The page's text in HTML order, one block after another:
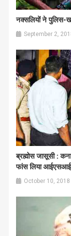
नक्सलियों ने पुलिस-
September 2,
ब्रह्मोस जासूसी :
फांस लिया
October 10, 2018